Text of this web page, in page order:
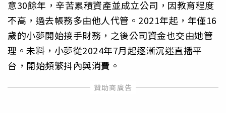
意30餘年，辛苦累積資產並成立公司，因教育程度
不高，過去帳務多由他人代管。2021年起，年僅16
歲的小夢開始接手財務，之後公司資金也交由她管
理。未料，小夢從2024年7月起逐漸沉迷直播平
台，開始頻繁抖內與消費。